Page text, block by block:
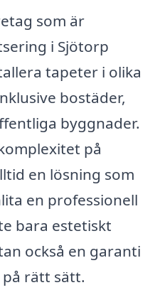
som är
i Sjötorp
tapeter i olika
bostäder,
byggnader.
på
en lösning som
en professionell
bara estetiskt
också en garanti
rätt sätt.